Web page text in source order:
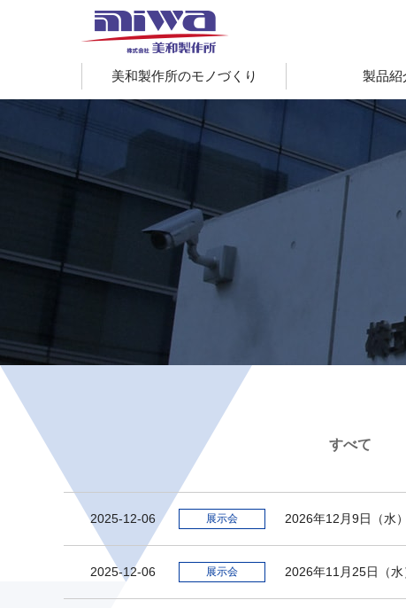
美和製作所のモノづくり 製品紹
すべて
2025-12-06 展示会 2026年12月9日（水
2025-12-06 展示会 2026年11月25日（